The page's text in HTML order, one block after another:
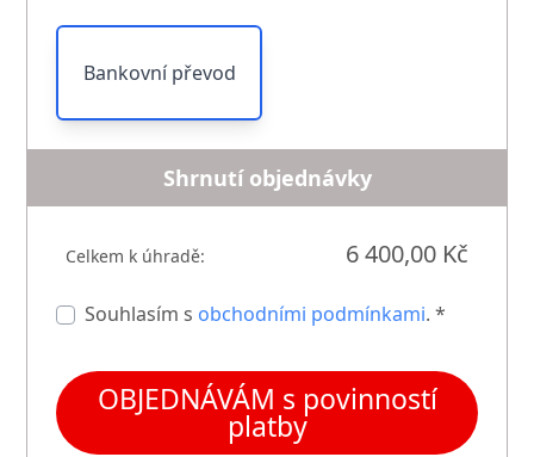
Bankovní převod
Shrnutí objednávky
Celkem k úhradě: 6 400,00 Kč
Souhlasím s obchodními podmínkami. *
OBJEDNÁVÁM s povinností
platby